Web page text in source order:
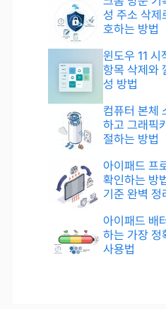
성 주소 삭제
호하는 방법
윈도우 11 시
항목 삭제와
성 방법
컴퓨터 본체
하고 그래픽
절하는 방법
아이패드 프
확인하는 방
기준 완벽 정
아이패드 배
하는 가장 정
사용법